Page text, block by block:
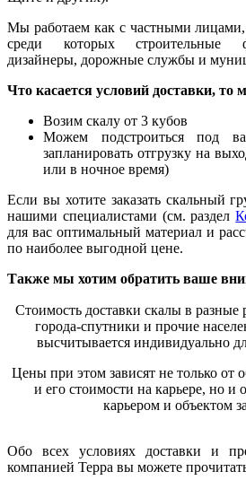
Мы работаем как с частными
среди которых строительные
дизайнеры, дорожные службы и
Что касается условий доставки, то
Возим скалу от 3 кубов
Можем подстроиться под
запланировать отгрузку на
или в ночное время)
Если вы хотите заказать скальный
нашими специалистами (см. раздел
для вас оптимальный материал и
по наиболее выгодной цене.
Также мы хотим обратить ваше
Стоимость доставки скалы в разные
города-спутники и прочие
высчитывается индивидуально
Цены при этом зависят не только от
и его стоимости на карьере, но и
карьером и объектом
Обо всех условиях доставки и
компанией Терра вы можете